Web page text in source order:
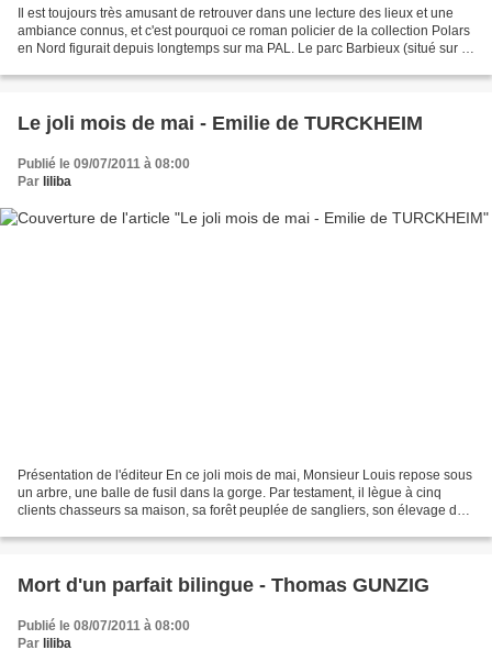
Il est toujours très amusant de retrouver dans une lecture des lieux et une
ambiance connus, et c'est pourquoi ce roman policier de la collection Polars
en Nord figurait depuis longtemps sur ma PAL. Le parc Barbieux (situé sur la
Le joli mois de mai - Emilie de TURCKHEIM
Publié le 09/07/2011 à 08:00
Par liliba
Présentation de l'éditeur En ce joli mois de mai, Monsieur Louis repose sous
un arbre, une balle de fusil dans la gorge. Par testament, il lègue à cinq
clients chasseurs sa maison, sa forêt peuplée de sangliers, son élevage de
Mort d'un parfait bilingue - Thomas GUNZIG
Publié le 08/07/2011 à 08:00
Par liliba